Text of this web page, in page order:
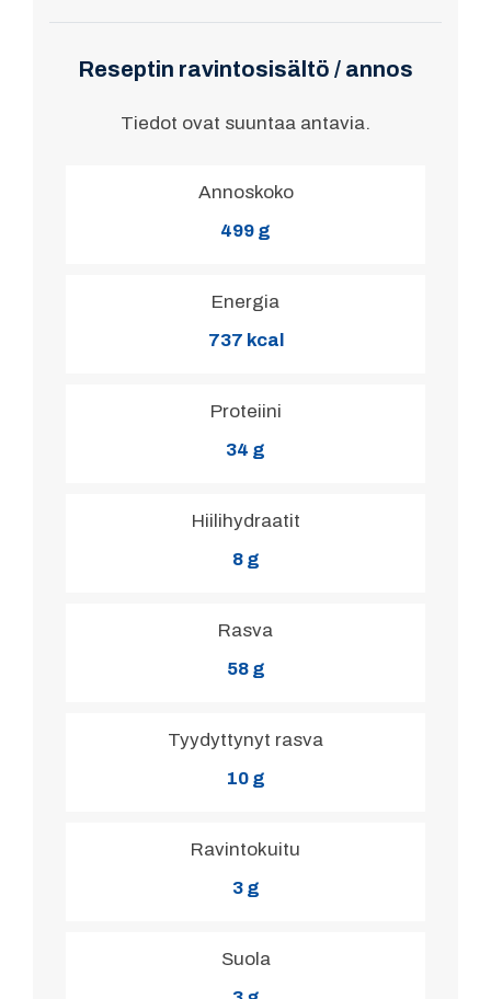
Reseptin ravintosisältö / annos
Tiedot ovat suuntaa antavia.
Annoskoko
499 g
Energia
737 kcal
Proteiini
34 g
Hiilihydraatit
8 g
Rasva
58 g
Tyydyttynyt rasva
10 g
Ravintokuitu
3 g
Suola